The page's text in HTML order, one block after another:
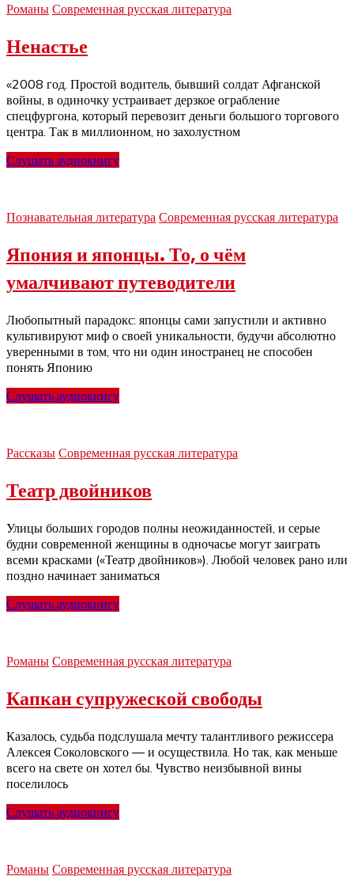
Романы Современная русская литература
Ненастье
«2008 год. Простой водитель, бывший солдат Афганской
войны, в одиночку устраивает дерзкое ограбление
спецфургона, который перевозит деньги большого торгового
центра. Так в миллионном, но захолустном
Слушать аудиокнигу
Познавательная литература Современная русская литература
Япония и японцы. То, о чём
умалчивают путеводители
Любопытный парадокс: японцы сами запустили и активно
культивируют миф о своей уникальности, будучи абсолютно
уверенными в том, что ни один иностранец не способен
понять Японию
Слушать аудиокнигу
Рассказы Современная русская литература
Театр двойников
Улицы больших городов полны неожиданностей, и серые
будни современной женщины в одночасье могут заиграть
всеми красками («Театр двойников»). Любой человек рано или
поздно начинает заниматься
Слушать аудиокнигу
Романы Современная русская литература
Капкан супружеской свободы
Казалось, судьба подслушала мечту талантливого режиссера
Алексея Соколовского — и осуществила. Но так, как меньше
всего на свете он хотел бы. Чувство неизбывной вины
поселилось
Слушать аудиокнигу
Романы Современная русская литература